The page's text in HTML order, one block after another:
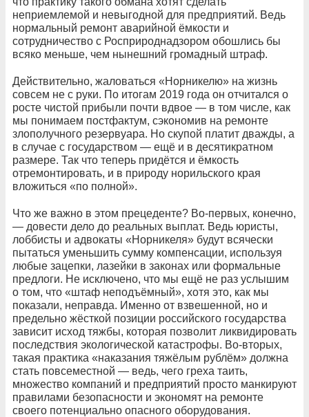
неприемлемой и невыгодной для предприятий. Ведь
нормальный ремонт аварийной ёмкости и
сотрудничество с Росприроднадзором обошлись бы
всяко меньше, чем нынешний громадный штраф.
Действительно, жаловаться «Норникелю» на жизнь
совсем не с руки. По итогам 2019 года он отчитался о
росте чистой прибыли почти вдвое — в том числе, как
мы понимаем постфактум, сэкономив на ремонте
злополучного резервуара. Но скупой платит дважды, а
в случае с государством — ещё и в десятикратном
размере. Так что теперь придётся и ёмкость
отремонтировать, и в природу норильского края
вложиться «по полной».
Что же важно в этом прецеденте? Во-первых, конечно,
— довести дело до реальных выплат. Ведь юристы,
лоббисты и адвокаты «Норникеля» будут всячески
пытаться уменьшить сумму компенсации, используя
любые зацепки, лазейки в законах или формальные
предлоги. Не исключено, что мы ещё не раз услышим
о том, что «штаф неподъёмный», хотя это, как мы
показали, неправда. Именно от взвешенной, но и
предельно жёсткой позиции российского государства
зависит исход тяжбы, которая позволит ликвидировать
последствия экологической катастрофы. Во-вторых,
такая практика «наказания тяжёлым рублём» должна
стать повсеместной — ведь, чего греха таить,
множество компаний и предприятий просто манкируют
правилами безопасности и экономят на ремонте
своего потенциально опасного оборудования.